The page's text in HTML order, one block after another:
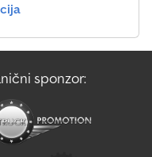
sponzor: